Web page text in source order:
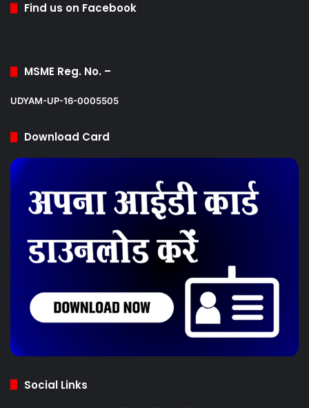
Find us on Facebook
MSME Reg. No. –
UDYAM-UP-16-0005505
Download Card
Social Links